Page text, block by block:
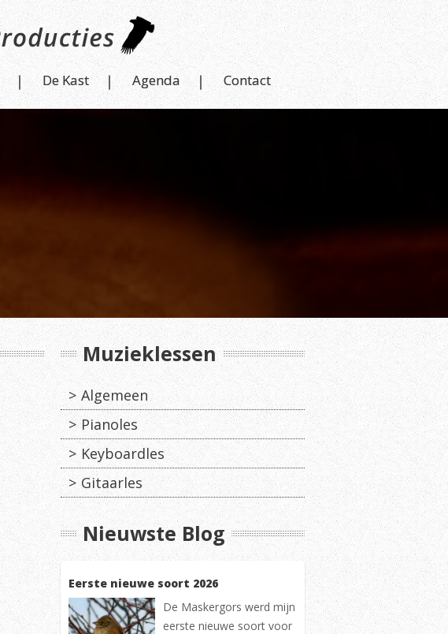
De Kast Agenda Contact
Muzieklessen
Algemeen
Pianoles
Keyboardles
Gitaarles
Nieuwste Blog
Eerste nieuwe soort 2026
De Maskergors werd mijn
eerste nieuwe soort voor